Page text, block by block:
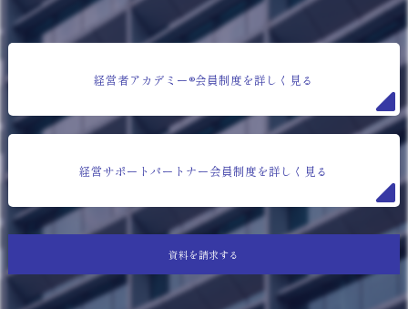
資料を請求する
経営者アカデミー®会員制度を詳しく見る
経営サポートパートナー会員制度を詳しく見る